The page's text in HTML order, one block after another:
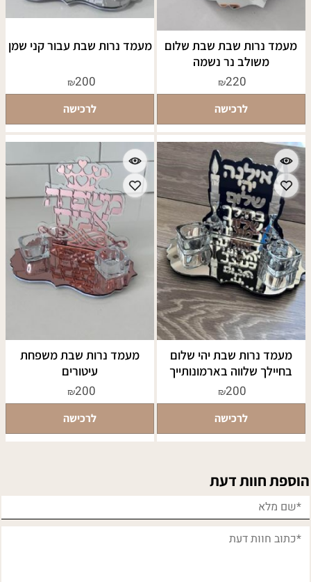
מעמד נרות שבת שבת שלום
משולב נר נשמה
₪220
לרכישה
מעמד נרות שבת עבור קני שמן
₪200
לרכישה
מעמד נרות שבת יהי שלום
בחיילך שלווה בארמונותייך
₪200
לרכישה
מעמד נרות שבת משפחת
עיטורים
₪200
לרכישה
הוספת חוות דעת